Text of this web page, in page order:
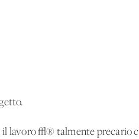
lavoro √® talmente precario